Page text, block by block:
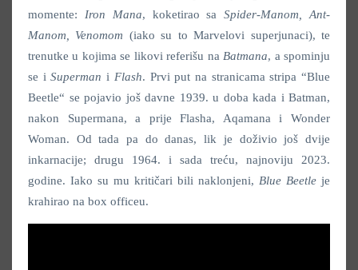
momente: Iron Mana, koketirao saSpider-Manom, Ant-
Manom, Venomom (iako su to Marvelovi superjunaci), te
trenutke u kojima se likovi referišu na Batmana, a spominju
se iSuperman i Flash. Prvi put na stranicama stripa “Blue
Beetle“ se pojavio još davne 1939. u doba kada i Batman,
nakon Supermana, a prije Flasha, Aqamana i Wonder
Woman. Od tada pa do danas, lik je doživio još dvije
inkarnacije; drugu 1964. i sada treću, najnoviju 2023.
godine. Iako su mu kritičari bili naklonjeni, Blue Beetle je
krahirao na box officeu.